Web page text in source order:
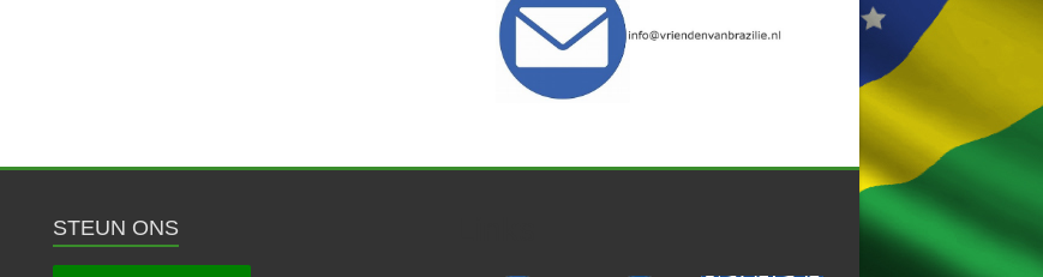
STEUN ONS